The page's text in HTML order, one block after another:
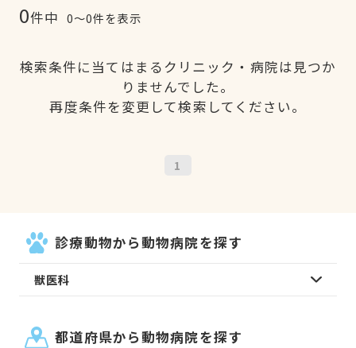
0件中 0〜0件を表示
検索条件に当てはまるクリニック・病院は見つか
りませんでした。
再度条件を変更して検索してください。
1
診療動物から動物病院を探す
獣医科
都道府県から動物病院を探す